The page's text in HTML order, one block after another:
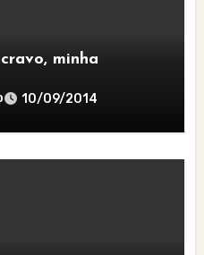
minha
10/09/2014